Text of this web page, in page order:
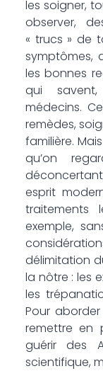
les soigner,
observer,
« trucs » de
symptômes,
les bonnes
qui savent,
médecins.
remèdes,
familière.
qu’on
esprit
traitements
exemple,
délimitation
la nôtre : les
les
Pour
remettre en
guérir des
scientifique,